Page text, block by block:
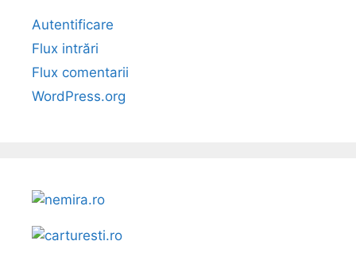
Autentificare
Flux intrări
Flux comentarii
WordPress.org